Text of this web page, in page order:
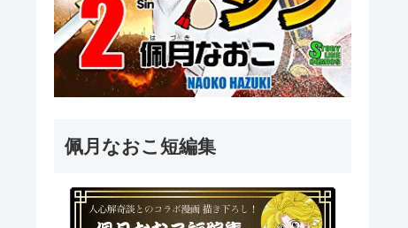
佩月なおこ短編集